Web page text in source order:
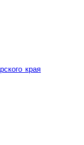
края